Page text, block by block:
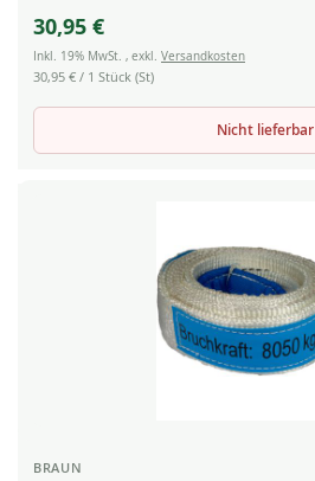
30,95 €
Inkl. 19% MwSt. , exkl. Versandkosten
30,95 € / 1 Stück (St)
Nicht lieferbar
BRAUN